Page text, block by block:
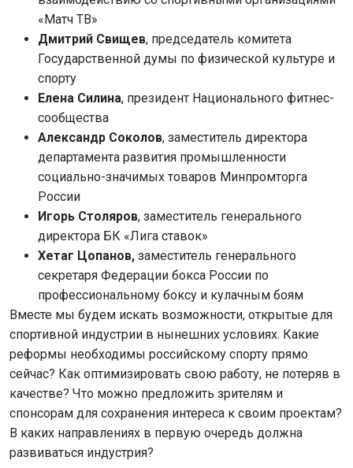
«Матч ТВ»
Дмитрий Свищев, председатель комитета
Государственной думы по физической культуре и
спорту
Елена Силина, президент Национального фитнес-
сообщества
Александр Соколов, заместитель директора
департамента развития промышленности
социально-значимых товаров Минпромторга
России
Игорь Столяров, заместитель генерального
директора БК «Лига ставок»
Хетаг Цопанов, заместитель генерального
секретаря Федерации бокса России по
профессиональному боксу и кулачным боям
Вместе мы будем искать возможности, открытые для
спортивной индустрии в нынешних условиях. Какие
реформы необходимы российскому спорту прямо
сейчас? Как оптимизировать свою работу, не потеряв в
качестве? Что можно предложить зрителям и
спонсорам для сохранения интереса к своим проектам?
В каких направлениях в первую очередь должна
развиваться индустрия?